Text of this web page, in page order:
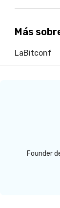
Más
LaBitconf
Founder